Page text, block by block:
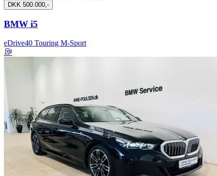
DKK 500.000,-
BMW i5
eDrive40 Touring M-Sport